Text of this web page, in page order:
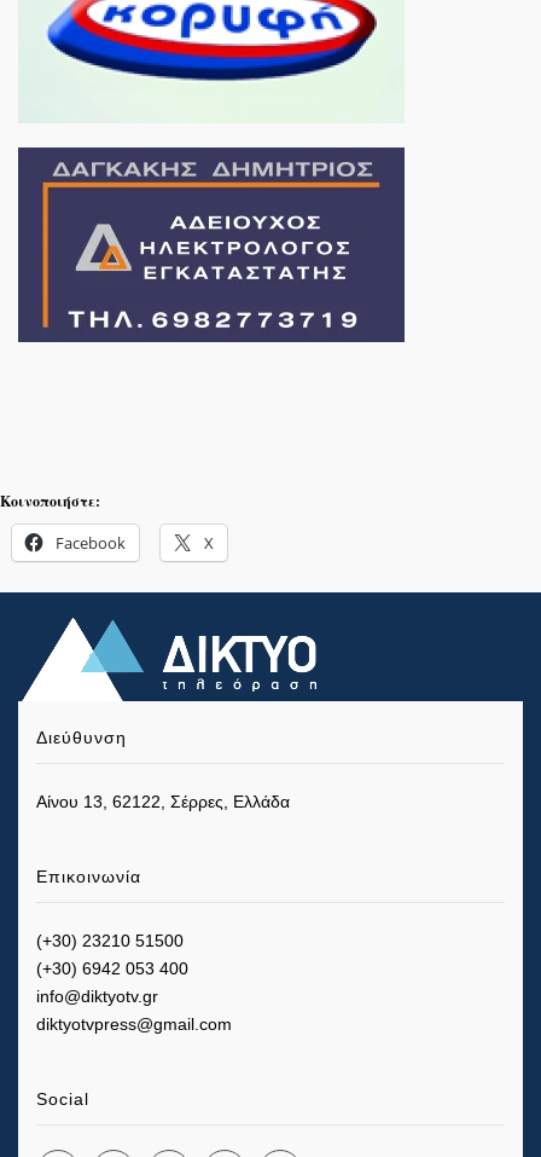
Κοινοποιήστε:
Facebook X
Διεύθυνση
Αίνου 13, 62122, Σέρρες, Ελλάδα
Επικοινωνία
(+30) 23210 51500
(+30) 6942 053 400
info@diktyotv.gr
diktyotvpress@gmail.com
Social